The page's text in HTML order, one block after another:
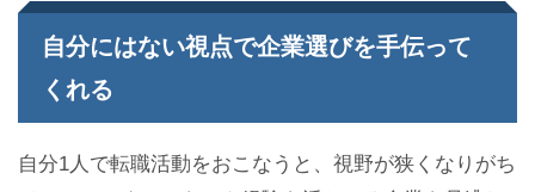
自分にはない視点で企業選びを手伝って
くれる
自分1人で転職活動をおこなうと、視野が狭くなりがち